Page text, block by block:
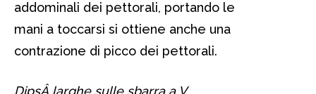
addominali dei pettorali, portando le
mani a toccarsi si ottiene anche una
contrazione di picco dei pettorali.
DipsÂ larghe sulle sbarra a V